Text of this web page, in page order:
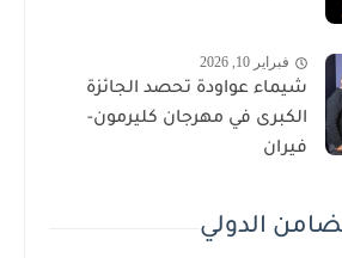
فبراير 10, 2026
شيماء عواودة تحصد الجائزة
الكبرى في مهرجان كليرمون-
فيران
الدولي